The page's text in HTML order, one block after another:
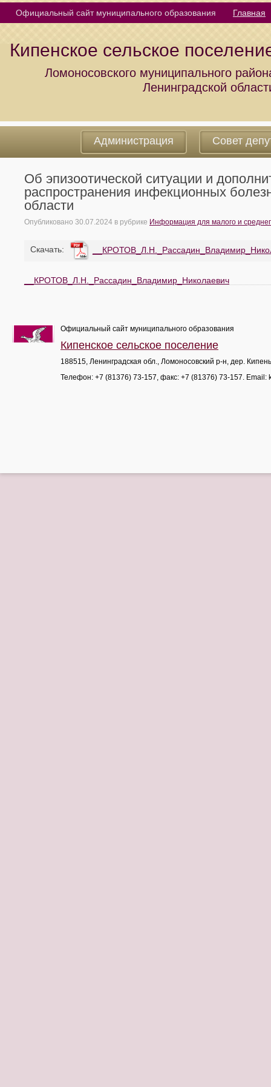
Официальный сайт муниципального образования Главная
Кипенское сельское
Ломоносовского муниципального
Ленинградской
Администрация Совет
Об эпизоотической ситуации и
распространения инфекционных
области
Опубликовано 30.07.2024 в рубрике Информация для малого и
Cкачать:
__КРОТОВ_Л.Н._Рассадин_Владимир_Николаевич
Официальный сайт муниципального образования
Кипенское сельское поселение
188515, Ленинградская обл., Ломоносовский р-н, дер.
Телефон: +7 (81376) 73-157, факс: +7 (81376) 73-157. Email: